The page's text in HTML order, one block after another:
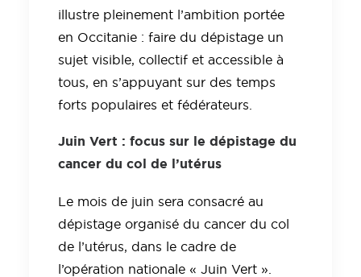
illustre pleinement l’ambition portée
en Occitanie : faire du dépistage un
sujet visible, collectif et accessible à
tous, en s’appuyant sur des temps
forts populaires et fédérateurs.
Juin Vert : focus sur le dépistage du
cancer du col de l’utérus
Le mois de juin sera consacré au
dépistage organisé du cancer du col
de l’utérus, dans le cadre de
l’opération nationale « Juin Vert ».